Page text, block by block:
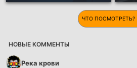
ЧТО ПОСМОТРЕТЬ?
НОВЫЕ КОММЕНТЫ
Река крови